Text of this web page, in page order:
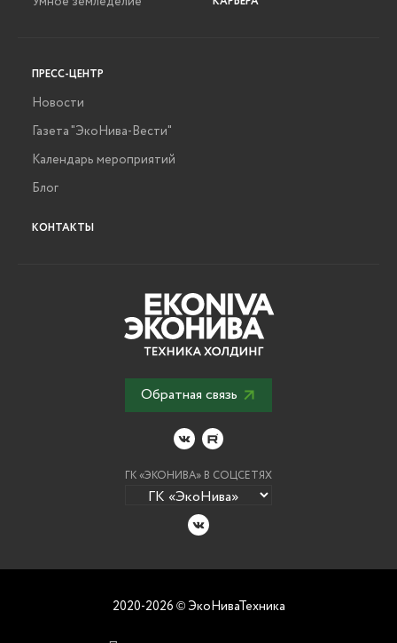
ПРЕСС-ЦЕНТР
Новости
Газета "ЭкоНива-Вести"
Календарь мероприятий
Блог
КОНТАКТЫ
Обратная связь
ГК «ЭКОНИВА» В СОЦСЕТЯХ
2020-2026 ©ЭкоНиваТехника